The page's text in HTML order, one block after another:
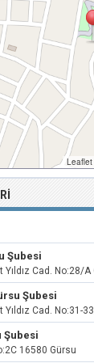
Leaflet
Şubesi
Cad. No:28/
Şubesi
Cad. No:31-
Şubesi
16580 Gürsu